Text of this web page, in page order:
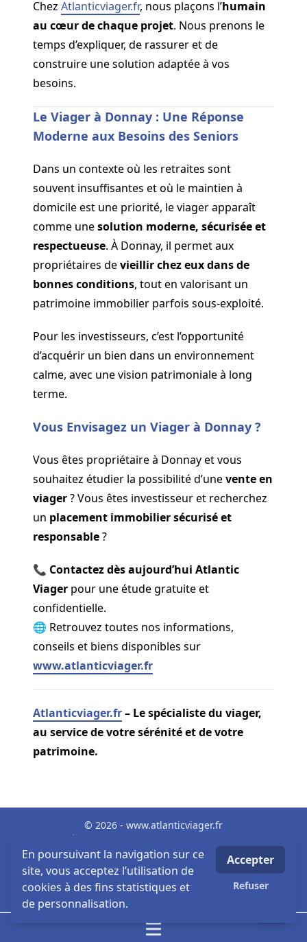
Chez Atlanticviager.fr, nous plaçons l’humain
au cœur de chaque projet. Nous prenons le
temps d’expliquer, de rassurer et de
construire une solution adaptée à vos
besoins.
Le Viager à Donnay : Une Réponse
Moderne aux Besoins des Seniors
Dans un contexte où les retraites sont
souvent insuffisantes et où le maintien à
domicile est une priorité, le viager apparaît
comme unesolution moderne, sécurisée et
respectueuse. À Donnay, il permet aux
propriétaires devieillir chez eux dans de
bonnes conditions, tout en valorisant un
patrimoine immobilier parfois sous-exploité.
Pour les investisseurs, c’est l’opportunité
d’acquérir un bien dans un environnement
calme, avec une vision patrimoniale à long
terme.
Vous Envisagez un Viager à Donnay ?
Vous êtes propriétaire à Donnay et vous
souhaitez étudier la possibilité d’unevente en
viager? Vous êtes investisseur et recherchez
un placement immobilier sécurisé et
responsable?
📞 Contactez dès aujourd’hui Atlantic
Viager pour une étude gratuite et
confidentielle.
🌐 Retrouvez toutes nos informations,
conseils et biens disponibles sur
www.atlanticviager.fr
Atlanticviager.fr– Le spécialiste du viager,
au service de votre sérénité et de votre
patrimoine.
© 2026 - www.atlanticviager.fr
Mentions Légales
Biens par villes
MLI -Mon Logiciel Immobilier - Logiciel & Site internet
viager
Honoraires
En poursuivant la navigation sur ce
site, vous acceptez l’utilisation de
cookies à des fins statistiques et
de personnalisation.
Accepter
Refuser